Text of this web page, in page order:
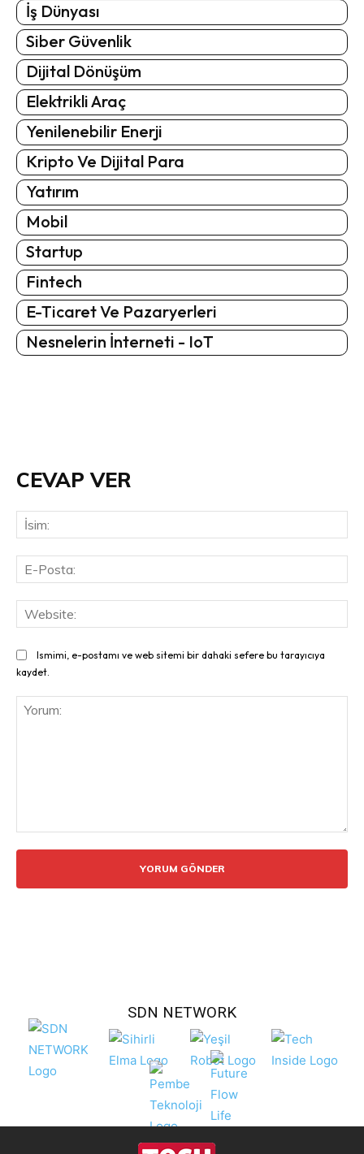
İş Dünyası
Siber Güvenlik
Dijital Dönüşüm
Elektrikli Araç
Yenilenebilir Enerji
Kripto Ve Dijital Para
Yatırım
Mobil
Startup
Fintech
E-Ticaret Ve Pazaryerleri
Nesnelerin İnterneti - IoT
CEVAP VER
Ismimi, e-postamı ve web sitemi bir dahaki sefere bu tarayıcıya
kaydet.
SDN NETWORK